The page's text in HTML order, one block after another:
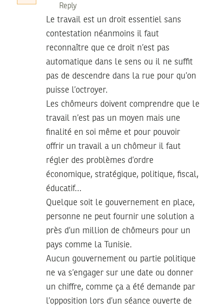
Reply
Le travail est un droit essentiel sans
contestation néanmoins il faut
reconnaître que ce droit n’est pas
automatique dans le sens ou il ne suffit
pas de descendre dans la rue pour qu’on
puisse l’octroyer.
Les chômeurs doivent comprendre que le
travail n’est pas un moyen mais une
finalité en soi même et pour pouvoir
offrir un travail a un chômeur il faut
régler des problèmes d’ordre
économique, stratégique, politique, fiscal,
éducatif…
Quelque soit le gouvernement en place,
personne ne peut fournir une solution a
près d’un million de chômeurs pour un
pays comme la Tunisie.
Aucun gouvernement ou partie politique
ne va s’engager sur une date ou donner
un chiffre, comme ça a été demande par
l’opposition lors d’un séance ouverte de